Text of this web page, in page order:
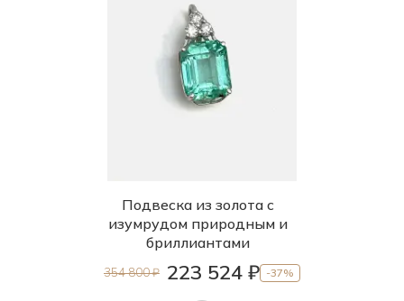
Подвеска из золота с
изумрудом природным и
бриллиантами
354 800 ₽ 223 524 ₽ -37%